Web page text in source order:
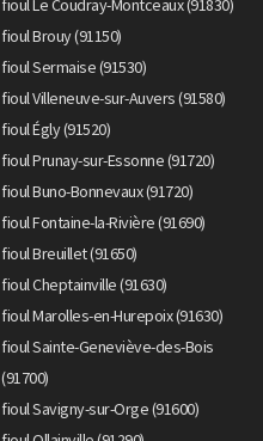
fioul Le Coudray-Montceaux (91830)
fioul Brouy (91150)
fioul Sermaise (91530)
fioul Villeneuve-sur-Auvers (91580)
fioul Égly (91520)
fioul Prunay-sur-Essonne (91720)
fioul Buno-Bonnevaux (91720)
fioul Fontaine-la-Rivière (91690)
fioul Breuillet (91650)
fioul Cheptainville (91630)
fioul Marolles-en-Hurepoix (91630)
fioul Sainte-Geneviève-des-Bois
(91700)
fioul Savigny-sur-Orge (91600)